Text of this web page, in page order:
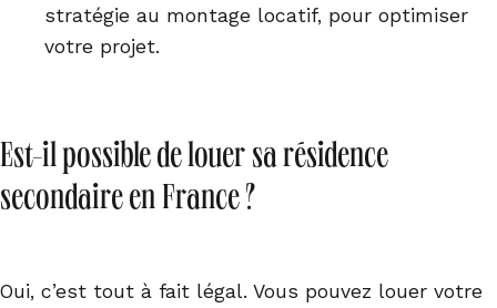
stratégie au montage locatif, pour optimiser
votre projet.
Est-il possible de louer sa résidence
secondaire en France ?
Oui, c’est tout à fait légal. Vous pouvez louer votre